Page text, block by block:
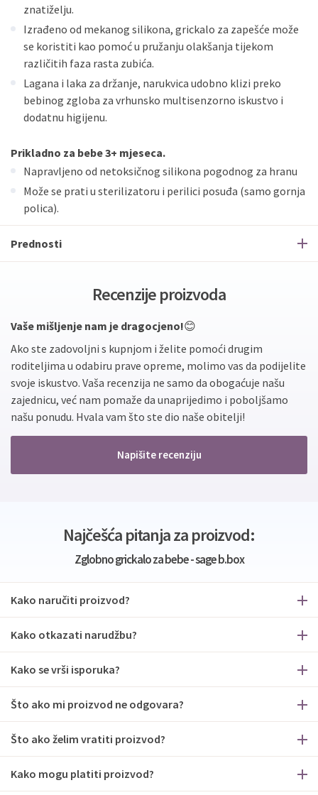
znatiželju.
Izrađeno od mekanog silikona, grickalo za zapešće može
se koristiti kao pomoć u pružanju olakšanja tijekom
različitih faza rasta zubića.
Lagana i laka za držanje, narukvica udobno klizi preko
bebinog zgloba za vrhunsko multisenzorno iskustvo i
dodatnu higijenu.
Prikladno za bebe 3+ mjeseca.
Napravljeno od netoksičnog silikona pogodnog za hranu
Može se prati u sterilizatoru i perilici posuđa (samo gornja
polica).
Prednosti
Recenzije proizvoda
Vaše mišljenje nam je dragocjeno!😊
Ako ste zadovoljni s kupnjom i želite pomoći drugim
roditeljima u odabiru prave opreme, molimo vas da podijelite
svoje iskustvo. Vaša recenzija ne samo da obogaćuje našu
zajednicu, već nam pomaže da unaprijedimo i poboljšamo
našu ponudu. Hvala vam što ste dio naše obitelji!
Napišite recenziju
Najčešća pitanja za proizvod:
Zglobno grickalo za bebe - sage b.box
Kako naručiti proizvod?
Kako otkazati narudžbu?
Kako se vrši isporuka?
Što ako mi proizvod ne odgovara?
Što ako želim vratiti proizvod?
Kako mogu platiti proizvod?